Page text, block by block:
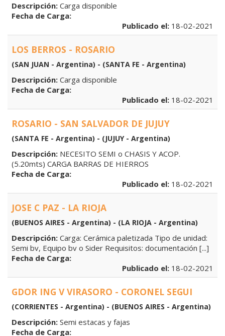
Descripción: Carga disponible
Fecha de Carga:
Publicado el: 18-02-2021
LOS BERROS - ROSARIO
(SAN JUAN - Argentina) - (SANTA FE - Argentina)
Descripción: Carga disponible
Fecha de Carga:
Publicado el: 18-02-2021
ROSARIO - SAN SALVADOR DE JUJUY
(SANTA FE - Argentina) - (JUJUY - Argentina)
Descripción: NECESITO SEMI o CHASIS Y ACOP.
(5.20mts) CARGA BARRAS DE HIERROS
Fecha de Carga:
Publicado el: 18-02-2021
JOSE C PAZ - LA RIOJA
(BUENOS AIRES - Argentina) - (LA RIOJA - Argentina)
Descripción: Carga: Cerámica paletizada Tipo de unidad:
Semi bv, Equipo bv o Sider Requisitos: documentación [...]
Fecha de Carga:
Publicado el: 18-02-2021
GDOR ING V VIRASORO - CORONEL SEGUI
(CORRIENTES - Argentina) - (BUENOS AIRES - Argentina)
Descripción: Semi estacas y fajas
Fecha de Carga: